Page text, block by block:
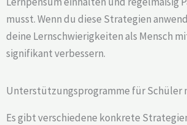
musst. Wenn du diese Strategien
deine Lernschwierigkeiten als Mensch
signifikant verbessern.
Unterstützungsprogramme für Schüler
Es gibt verschiedene konkrete